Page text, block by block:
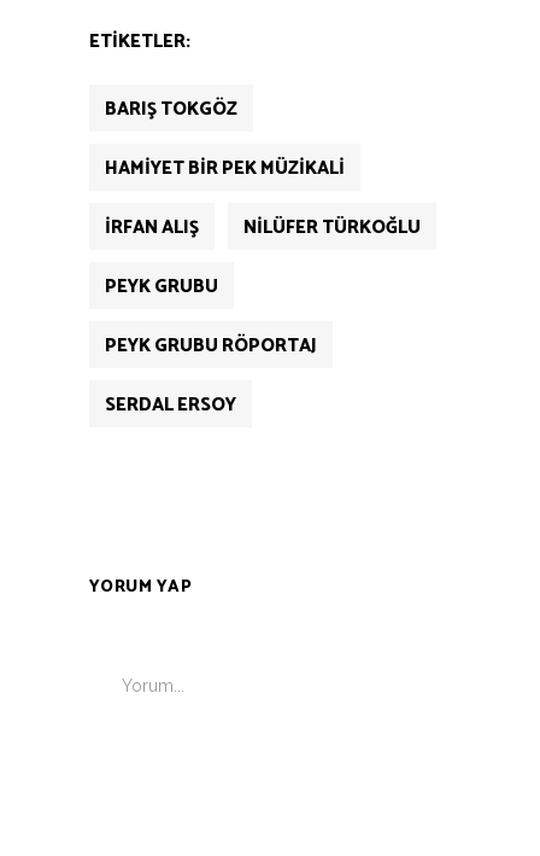
ETIKETLER:
BARIŞ TOKGÖZ
HAMIYET BIR PEK MÜZIKALI
İRFAN ALIŞ
NILÜFER TÜRKOĞLU
PEYK GRUBU
PEYK GRUBU RÖPORTAJ
SERDAL ERSOY
YORUM YAP